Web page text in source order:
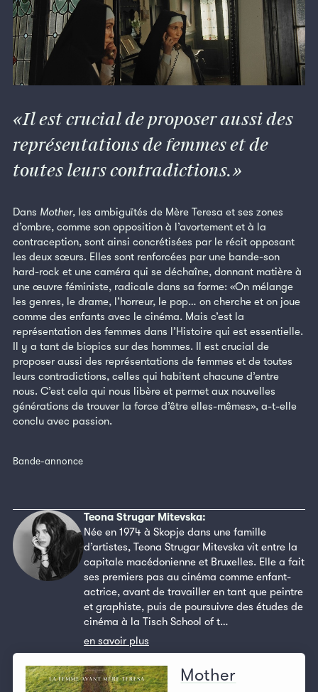
Il est crucial de proposer aussi des
représentations de femmes et de
toutes leurs contradictions.
Dans Mother, les ambiguïtés de Mère Teresa et ses zones
d’ombre, comme son opposition à l’avortement et à la
contraception, sont ainsi concrétisées par le récit opposant
les deux sœurs. Elles sont renforcées par une bande-son
hard-rock et une caméra qui se déchaîne, donnant matière à
une œuvre féministe, radicale dans sa forme: «On mélange
les genres, le drame, l’horreur, le pop… on cherche et on joue
comme des enfants avec le cinéma. Mais c’est la
représentation des femmes dans l’Histoire qui est essentielle.
Il y a tant de biopics sur des hommes. Il est crucial de
proposer aussi des représentations de femmes et de toutes
leurs contradictions, celles qui habitent chacune d’entre
nous. C’est cela qui nous libère et permet aux nouvelles
générations de trouver la force d’être elles-mêmes», a-t-elle
conclu avec passion.
Bande-annonce
Teona Strugar Mitevska:
Née en 1974 à Skopje dans une famille
d’artistes, Teona Strugar Mitevska vit entre la
capitale macédonienne et Bruxelles. Elle a fait
ses premiers pas au cinéma comme enfant-
actrice, avant de travailler en tant que peintre
et graphiste, puis de poursuivre des études de
cinéma à la Tisch School of t…
en savoir plus
Mother